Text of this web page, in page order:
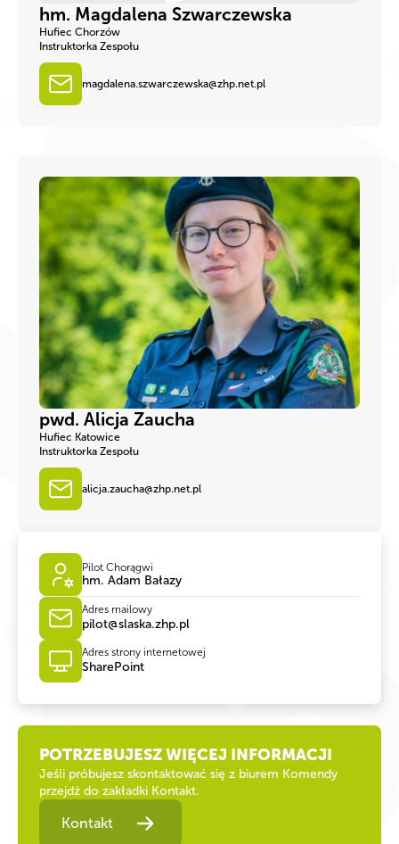
hm. Magdalena Szwarczewska
Hufiec Chorzów
Instruktorka Zespołu
magdalena.szwarczewska@zhp.net.pl
pwd. Alicja Zaucha
Hufiec Katowice
Instruktorka Zespołu
alicja.zaucha@zhp.net.pl
Pilot Chorągwi
hm. Adam Bałazy
Adres mailowy
pilot@slaska.zhp.pl
Adres strony internetowej
SharePoint
POTRZEBUJESZ WIĘCEJ INFORMACJI
Jeśli próbujesz skontaktować się z biurem Komendy
przejdź do zakładki Kontakt.
Kontakt